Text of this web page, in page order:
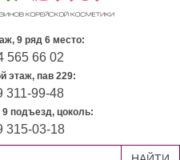
9 ряд 6 место:
565 66 02
этаж, пав 229:
311-99-48
подъезд, цоколь:
315-03-18